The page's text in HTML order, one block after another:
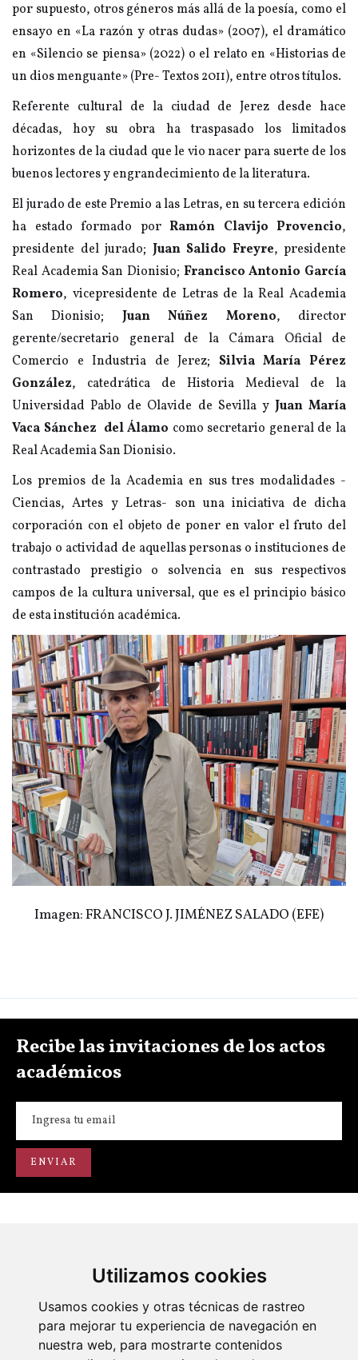
Utilizamos cookies
Usamos cookies y otras técnicas de rastreo
para mejorar tu experiencia de navegación en
nuestra web, para mostrarte contenidos
por supuesto, otros géneros más allá de la poesía, como el
ensayo en «La razón y otras dudas» (2007), el dramático
en «Silencio se piensa» (2022) o el relato en «Historias de
un dios menguante» (Pre- Textos 2011), entre otros títulos.
Referente cultural de la ciudad de Jerez desde hace
décadas, hoy su obra ha traspasado los limitados
horizontes de la ciudad que le vio nacer para suerte de los
buenos lectores y engrandecimiento de la literatura.
El jurado de este Premio a las Letras, en su tercera edición
ha estado formado por Ramón Clavijo Provencio,
presidente del jurado; Juan Salido Freyre, presidente
Real Academia San Dionisio; Francisco Antonio García
Romero, vicepresidente de Letras de la Real Academia
San Dionisio; Juan Núñez Moreno, director
gerente/secretario general de la Cámara Oficial de
Comercio e Industria de Jerez; Silvia María Pérez
González, catedrática de Historia Medieval de la
Universidad Pablo de Olavide de Sevilla y Juan María
Vaca Sánchez del Álamo como secretario general de la
Real Academia San Dionisio.
Los premios de la Academia en sus tres modalidades -
Ciencias, Artes y Letras- son una iniciativa de dicha
corporación con el objeto de poner en valor el fruto del
trabajo o actividad de aquellas personas o instituciones de
contrastado prestigio o solvencia en sus respectivos
campos de la cultura universal, que es el principio básico
de esta institución académica.
Imagen: FRANCISCO J. JIMÉNEZ SALADO (EFE)
Recibe las invitaciones de los actos
académicos